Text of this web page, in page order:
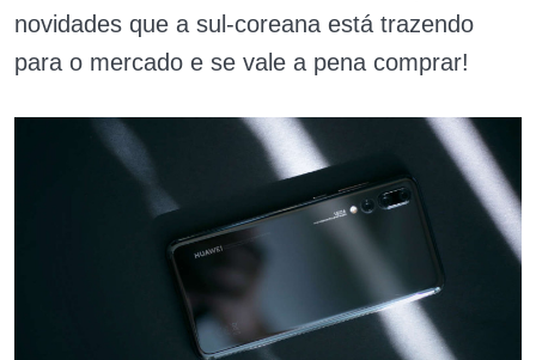
novidades que a sul-coreana está trazendo
para o mercado e se vale a pena comprar!